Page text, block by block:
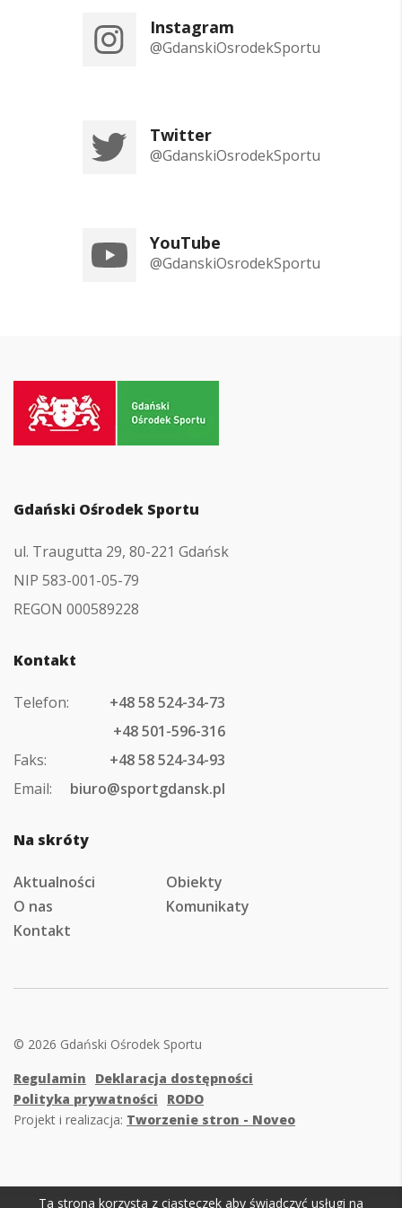
Instagram
@GdanskiOsrodekSportu
Twitter
@GdanskiOsrodekSportu
YouTube
@GdanskiOsrodekSportu
strony
Gdański Ośrodek Sportu
ul. Traugutta 29, 80-221 Gdańsk
NIP 583-001-05-79
REGON 000589228
Kontakt
Telefon:
+48 58 524-34-73
+48 501-596-316
Faks:
+48 58 524-34-93
Email:
biuro@sportgdansk.pl
Na skróty
Aktualności
Obiekty
O nas
Komunikaty
Kontakt
© 2026 Gdański Ośrodek Sportu
Regulamin
Deklaracja dostępności
Polityka prywatności
RODO
Projekt i realizacja: Tworzenie stron - Noveo
Ta strona korzysta z ciasteczek aby świadczyć usługi na